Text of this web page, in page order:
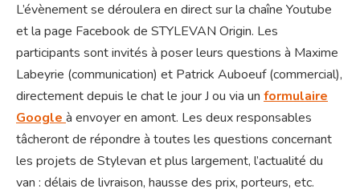
L’évènement se déroulera en direct sur la chaîne Youtube
et la page Facebook de STYLEVAN Origin. Les
participants sont invités à poser leurs questions à Maxime
Labeyrie (communication) et Patrick Auboeuf (commercial),
directement depuis le chat le jour J ou via un formulaire
Googleà envoyer en amont. Les deux responsables
tâcheront de répondre à toutes les questions concernant
les projets de Stylevan et plus largement, l’actualité du
van : délais de livraison, hausse des prix, porteurs, etc.